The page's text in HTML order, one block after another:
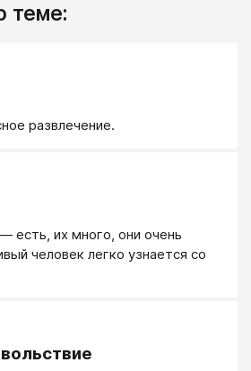
теме:
развлечение.
есть, их много, они очень
человек легко узнается со